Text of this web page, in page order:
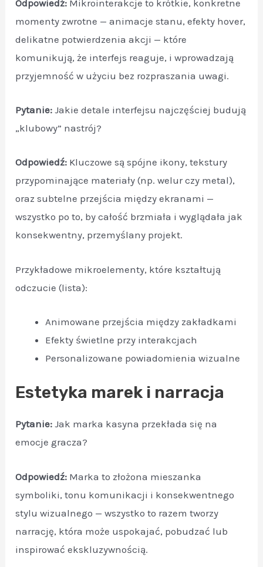
Odpowiedź: Mikrointerakcje to krótkie, konkretne
momenty zwrotne — animacje stanu, efekty hover,
delikatne potwierdzenia akcji — które
komunikują, że interfejs reaguje, i wprowadzają
przyjemność w użyciu bez rozpraszania uwagi.
Pytanie: Jakie detale interfejsu najczęściej budują
„klubowy” nastrój?
Odpowiedź: Kluczowe są spójne ikony, tekstury
przypominające materiały (np. welur czy metal),
oraz subtelne przejścia między ekranami —
wszystko po to, by całość brzmiała i wyglądała jak
konsekwentny, przemyślany projekt.
Przykładowe mikroelementy, które kształtują
odczucie (lista):
Animowane przejścia między zakładkami
Efekty świetlne przy interakcjach
Personalizowane powiadomienia wizualne
Estetyka marek i narracja
Pytanie: Jak marka kasyna przekłada się na
emocje gracza?
Odpowiedź: Marka to złożona mieszanka
symboliki, tonu komunikacji i konsekwentnego
stylu wizualnego — wszystko to razem tworzy
narrację, która może uspokajać, pobudzać lub
inspirować ekskluzywnością.